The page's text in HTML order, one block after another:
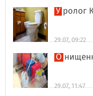
29.07, 09:22
29.07, 11:47